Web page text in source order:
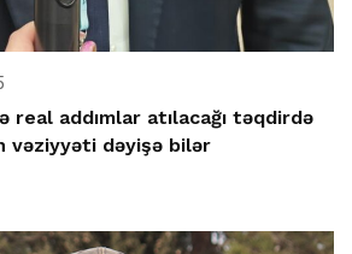
real addımlar atılacağı təqdirdə
vəziyyəti dəyişə bilər